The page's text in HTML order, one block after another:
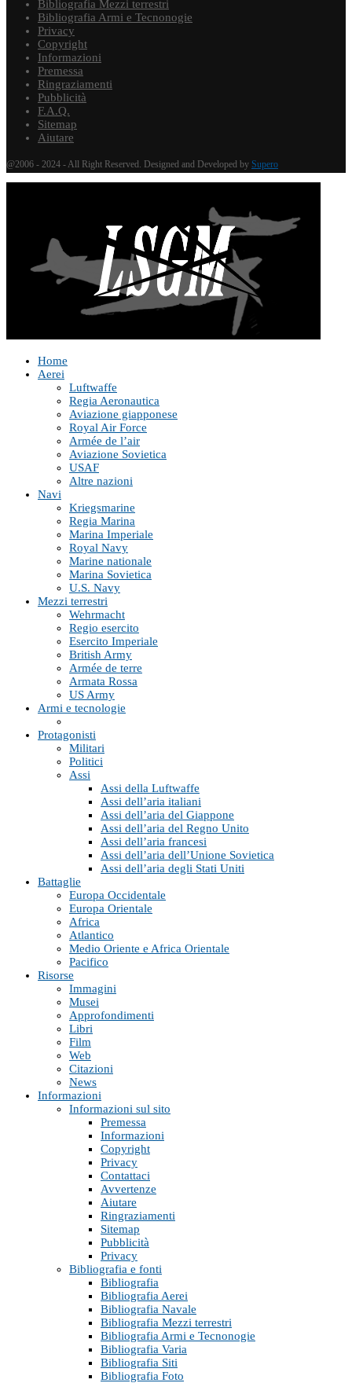
Bibliografia Mezzi terrestri
Bibliografia Armi e Tecnonogie
Privacy
Copyright
Informazioni
Premessa
Ringraziamenti
Pubblicità
F.A.Q.
Sitemap
Aiutare
@2006 - 2024 - All Right Reserved. Designed and Developed by Supero
Home
Aerei
Luftwaffe
Regia Aeronautica
Aviazione giapponese
Royal Air Force
Armée de l’air
Aviazione Sovietica
USAF
Altre nazioni
Navi
Kriegsmarine
Regia Marina
Marina Imperiale
Royal Navy
Marine nationale
Marina Sovietica
U.S. Navy
Mezzi terrestri
Wehrmacht
Regio esercito
Esercito Imperiale
British Army
Armée de terre
Armata Rossa
US Army
Armi e tecnologie
Protagonisti
Militari
Politici
Assi
Assi della Luftwaffe
Assi dell’aria italiani
Assi dell’aria del Giappone
Assi dell’aria del Regno Unito
Assi dell’aria francesi
Assi dell’aria dell’Unione Sovietica
Assi dell’aria degli Stati Uniti
Battaglie
Europa Occidentale
Europa Orientale
Africa
Atlantico
Medio Oriente e Africa Orientale
Pacifico
Risorse
Immagini
Musei
Approfondimenti
Libri
Film
Web
Citazioni
News
Informazioni
Informazioni sul sito
Premessa
Informazioni
Copyright
Privacy
Contattaci
Avvertenze
Aiutare
Ringraziamenti
Sitemap
Pubblicità
Privacy
Bibliografia e fonti
Bibliografia
Bibliografia Aerei
Bibliografia Navale
Bibliografia Mezzi terrestri
Bibliografia Armi e Tecnonogie
Bibliografia Varia
Bibliografia Siti
Bibliografia Foto